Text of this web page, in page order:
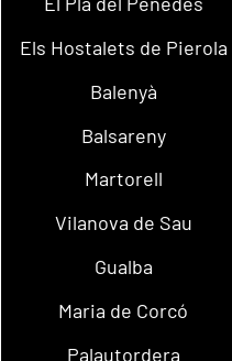
Els Hostalets de Pierola
Balenyà
Balsareny
Martorell
Vilanova de Sau
Gualba
Maria de Corcó
Palautordera